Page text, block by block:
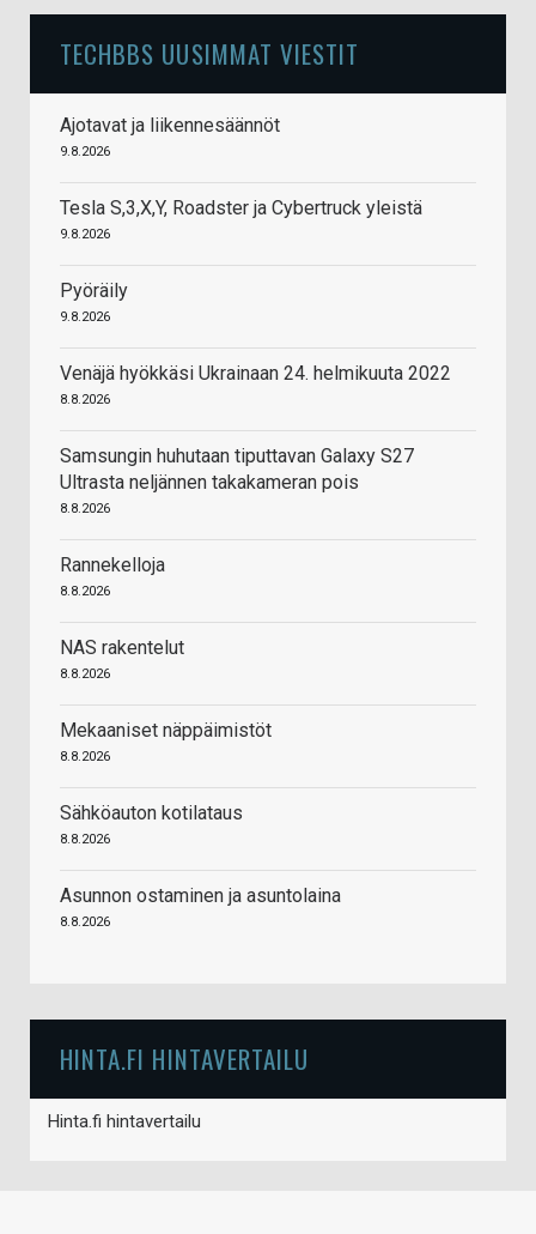
TECHBBS UUSIMMAT VIESTIT
Ajotavat ja liikennesäännöt
9.8.2026
Tesla S,3,X,Y, Roadster ja Cybertruck yleistä
9.8.2026
Pyöräily
9.8.2026
Venäjä hyökkäsi Ukrainaan 24. helmikuuta 2022
8.8.2026
Samsungin huhutaan tiputtavan Galaxy S27
Ultrasta neljännen takakameran pois
8.8.2026
Rannekelloja
8.8.2026
NAS rakentelut
8.8.2026
Mekaaniset näppäimistöt
8.8.2026
Sähköauton kotilataus
8.8.2026
Asunnon ostaminen ja asuntolaina
8.8.2026
HINTA.FI HINTAVERTAILU
Hinta.fi hintavertailu